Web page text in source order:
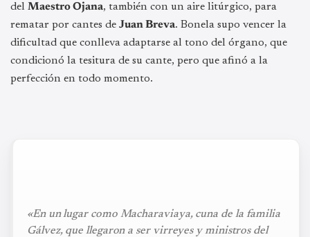
del Maestro Ojana, también con un aire litúrgico, para
rematar por cantes de Juan Breva. Bonela supo vencer la
dificultad que conlleva adaptarse al tono del órgano, que
condicionó la tesitura de su cante, pero que afinó a la
perfección en todo momento.
«En un lugar como Macharaviaya, cuna de la familia
Gálvez, que llegaron a ser virreyes y ministros del